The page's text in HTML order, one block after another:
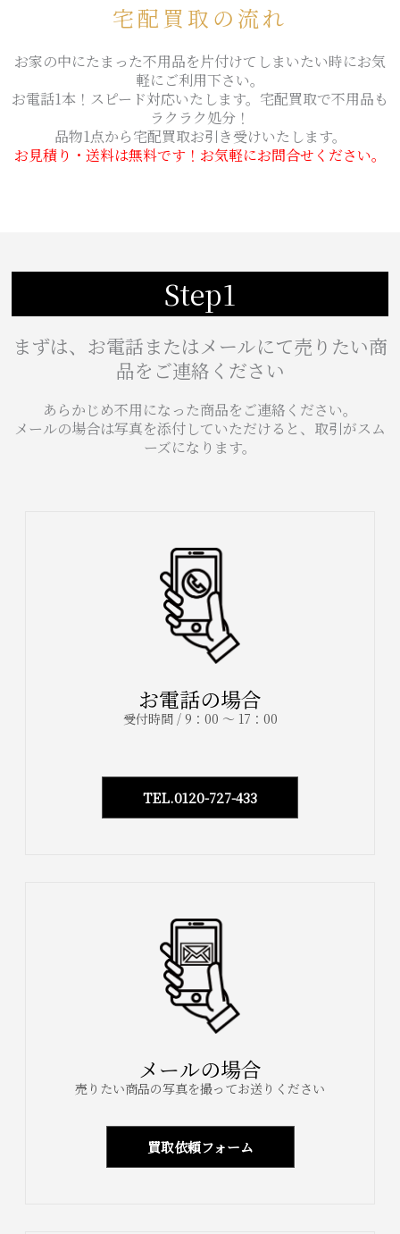
宅配買取の流れ
お家の中にたまった不用品を片付けてしまいたい時にお気
軽にご利用下さい。
お電話1本！スピード対応いたします。宅配買取で不用品も
ラクラク処分！
品物1点から宅配買取お引き受けいたします。
お見積り・送料は無料です！お気軽にお問合せください。
Step1
まずは、お電話またはメールにて売りたい商
品をご連絡ください
あらかじめ不用になった商品をご連絡ください。
メールの場合は写真を添付していただけると、取引がスム
ーズになります。
お電話の場合
受付時間 / 9：00 ～ 17：00
TEL.0120-727-433
メールの場合
売りたい商品の写真を撮ってお送りください
買取依頼フォーム